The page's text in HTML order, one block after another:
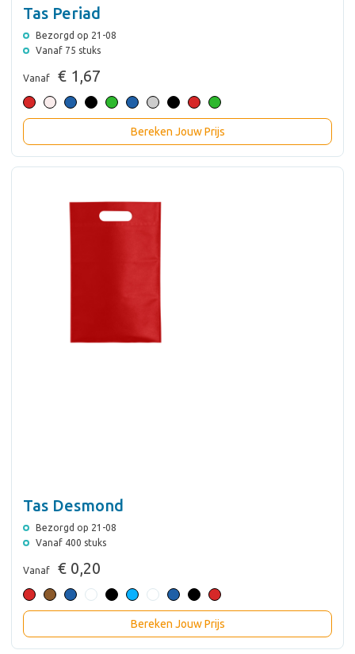
Tas Periad
Bezorgd op 21-08
Vanaf 75 stuks
Vanaf € 1,67
Bereken Jouw Prijs
Tas Desmond
Bezorgd op 21-08
Vanaf 400 stuks
Vanaf € 0,20
Bereken Jouw Prijs